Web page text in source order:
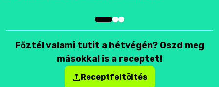
Főztél valami tutit a hétvégén? Oszd meg
másokkal is a receptet!
Receptfeltöltés